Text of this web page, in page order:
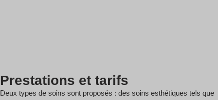
Prestations et tarifs
Deux types de soins sont proposés : des soins esthétiques tels que